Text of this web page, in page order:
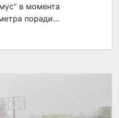
в момента
поради…